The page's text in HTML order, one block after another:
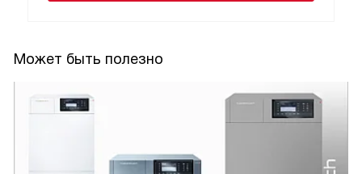
Может быть полезно